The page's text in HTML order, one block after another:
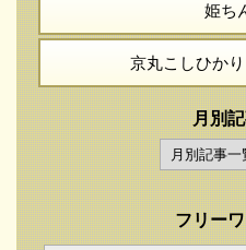
姫ち
京丸こしひかり
月別
フリー